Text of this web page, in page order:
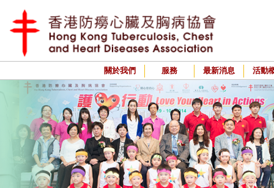
關於我們 服務 最新消息 活動